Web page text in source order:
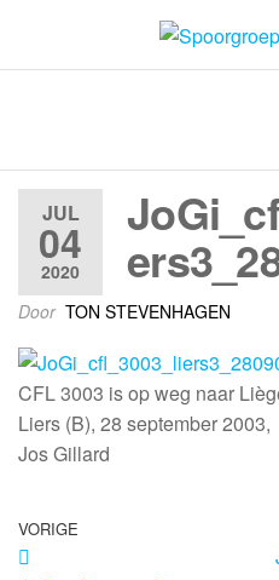
Spoorgroep
JUL
04
2020
Door TON STEVENHAGEN
CFL 3003 is op weg naar
Liers (B), 28 september 2003,
Jos Gillard
VORIGE